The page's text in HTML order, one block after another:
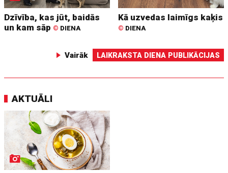
Dzīvība, kas jūt, baidās
un kam sāp © DIENA
Kā uzvedas laimīgs kaķis
© DIENA
Vairāk LAIKRAKSTA DIENA PUBLIKĀCIJAS
AKTUĀLI